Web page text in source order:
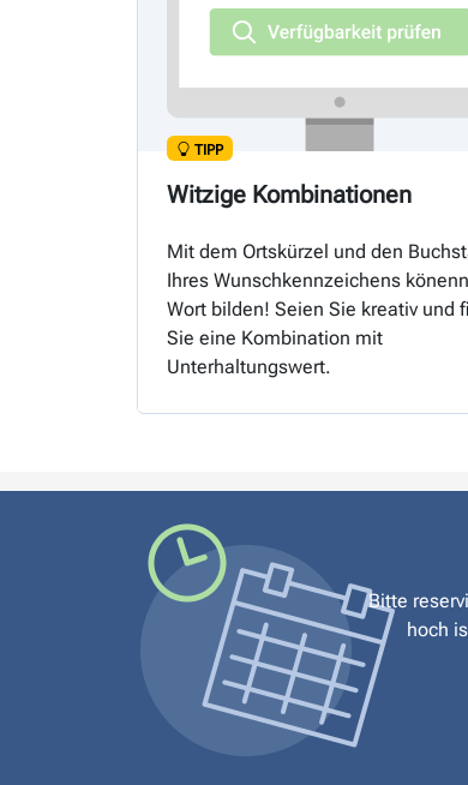
TIPP
Witzige Kombinationen
Mit dem Ortskürzel und den
Ihres Wunschkennzeichens
Wort bilden! Seien Sie kreativ und
Sie eine Kombination mit
Unterhaltungswert.
Bitte
hoch